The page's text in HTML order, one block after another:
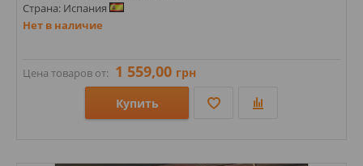
Страна: Испания
Нет в наличие
Цена товаров от: 1 559,00 грн
Купить